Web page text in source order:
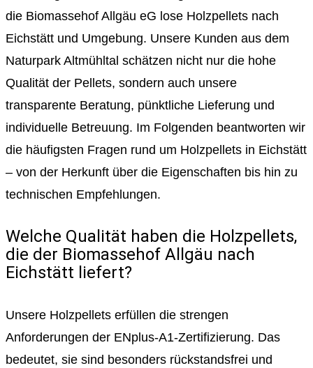
die Biomassehof Allgäu eG lose Holzpellets nach
Eichstätt und Umgebung. Unsere Kunden aus dem
Naturpark Altmühltal schätzen nicht nur die hohe
Qualität der Pellets, sondern auch unsere
transparente Beratung, pünktliche Lieferung und
individuelle Betreuung. Im Folgenden beantworten wir
die häufigsten Fragen rund um Holzpellets in Eichstätt
– von der Herkunft über die Eigenschaften bis hin zu
technischen Empfehlungen.
Welche Qualität haben die Holzpellets,
die der Biomassehof Allgäu nach
Eichstätt liefert?
Unsere Holzpellets erfüllen die strengen
Anforderungen der ENplus-A1-Zertifizierung. Das
bedeutet, sie sind besonders rückstandsfrei und